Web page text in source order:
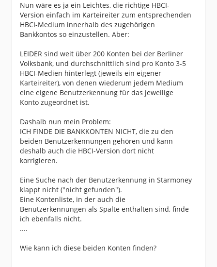
Nun wäre es ja ein Leichtes, die richtige HBCI-
Version einfach im Karteireiter zum entsprechenden
HBCI-Medium innerhalb des zugehörigen
Bankkontos so einzustellen. Aber:
LEIDER sind weit über 200 Konten bei der Berliner
Volksbank, und durchschnittlich sind pro Konto 3-5
HBCI-Medien hinterlegt (jeweils ein eigener
Karteireiter), von denen wiederum jedem Medium
eine eigene Benutzerkennung für das jeweilige
Konto zugeordnet ist.
Dashalb nun mein Problem:
ICH FINDE DIE BANKKONTEN NICHT, die zu den
beiden Benutzerkennungen gehören und kann
deshalb auch die HBCI-Version dort nicht
korrigieren.
Eine Suche nach der Benutzerkennung in Starmoney
klappt nicht ("nicht gefunden").
Eine Kontenliste, in der auch die
Benutzerkennungen als Spalte enthalten sind, finde
ich ebenfalls nicht.
....
Wie kann ich diese beiden Konten finden?